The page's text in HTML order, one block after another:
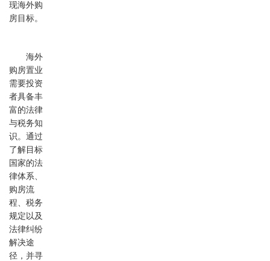
现海外购
房目标。
海外
购房置业
需要投资
者具备丰
富的法律
与税务知
识。通过
了解目标
国家的法
律体系、
购房流
程、税务
规定以及
法律纠纷
解决途
径，并寻